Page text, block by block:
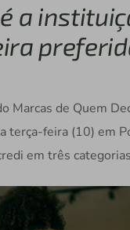
a
Marcas de Quem
terça-feira (10) em
em três categorias